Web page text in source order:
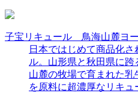
子宝リキュール 鳥海山麓ヨ
日本ではじめて商品化
ル。山形県と秋田県に跨
山麓の牧場で育まれた乳
を原料に超濃厚なリキ